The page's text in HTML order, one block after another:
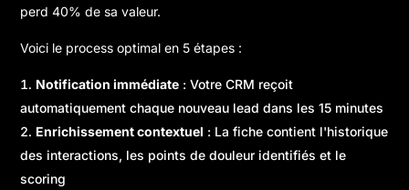
perd 40% de sa valeur.
Voici le process optimal en 5 étapes :
Notification immédiate : Votre CRM reçoit
automatiquement chaque nouveau lead dans les 15 minutes
Enrichissement contextuel : La fiche contient l'historique
des interactions, les points de douleur identifiés et le
scoring